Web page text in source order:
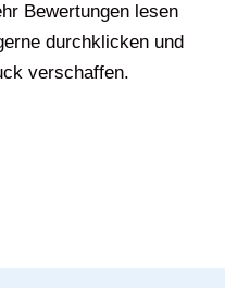
Bewertungen lesen
durchklicken und
verschaffen.